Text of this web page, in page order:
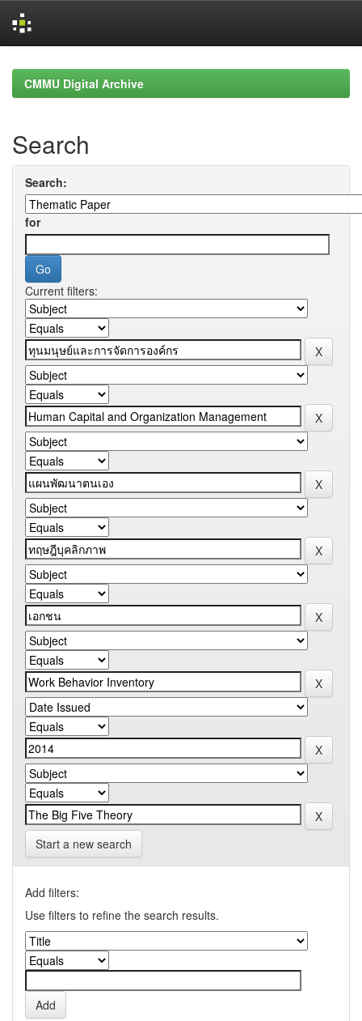
navigationCMMU Digital Archive
Search
Search:
for
Current filters:
Start a new search
Add filters:
Use filters to refine the search results.